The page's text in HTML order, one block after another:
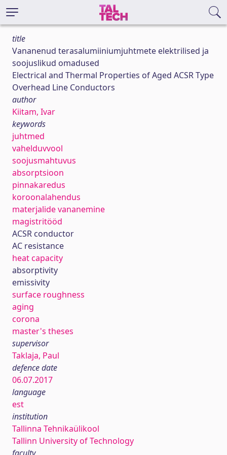
title
Vananenud terasalumiiniumjuhtmete elektrilised ja
soojuslikud omadused
Electrical and Thermal Properties of Aged ACSR Type
Overhead Line Conductors
author
Kiitam, Ivar
keywords
juhtmed
vahelduvvool
soojusmahtuvus
absorptsioon
pinnakaredus
koroonalahendus
materjalide vananemine
magistritööd
ACSR conductor
AC resistance
heat capacity
absorptivity
emissivity
surface roughness
aging
corona
master's theses
supervisor
Taklaja, Paul
defence date
06.07.2017
language
est
institution
Tallinna Tehnikaülikool
Tallinn University of Technology